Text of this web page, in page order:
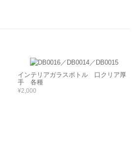
インテリアガラスボトル 口クリア厚
手 各種
¥2,000